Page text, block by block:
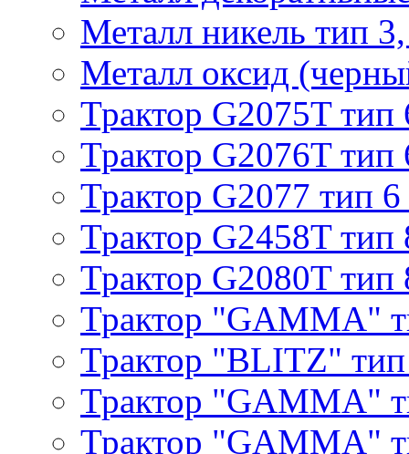
Металл никель тип
Металл оксид
Трактор G2075T тип
Трактор G2076T тип
Трактор G2077 тип 6
Трактор G2458T тип
Трактор G2080T тип
Трактор "GAMMA"
Трактор "BLITZ"
Трактор "GAMMA"
Трактор "GAMMA"